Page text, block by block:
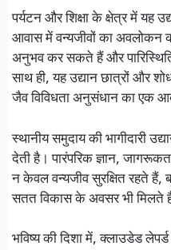
पर्यटन और शिक्षा के क्षेत्र में यह
आवास में वन्यजीवों का
अनुभव कर सकते हैं और
साथ ही, यह उद्यान छात्रों और
जैव विविधता अनुसंधान का एक
स्थानीय समुदाय की भागीदारी
देती है। पारंपरिक ज्ञान,
न केवल वन्यजीव सुरक्षित रहते हैं,
सतत विकास के अवसर भी मिलते
भविष्य की दिशा में, क्लाउडेड लेपर्ड